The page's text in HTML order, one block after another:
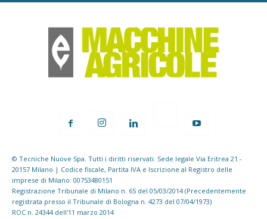
© Tecniche Nuove Spa. Tutti i diritti riservati. Sede legale Via Eritrea 21 -
20157 Milano | Codice fiscale, Partita IVA e Iscrizione al Registro delle
imprese di Milano: 00753480151
Registrazione Tribunale di Milano n. 65 del 05/03/2014 (Precedentemente
registrata presso il Tribunale di Bologna n. 4273 del 07/04/1973)
ROC n. 24344 dell'11 marzo 2014